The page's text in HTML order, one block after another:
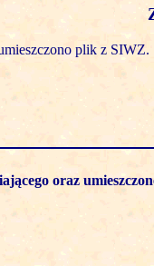
plik z SIWZ.
oraz